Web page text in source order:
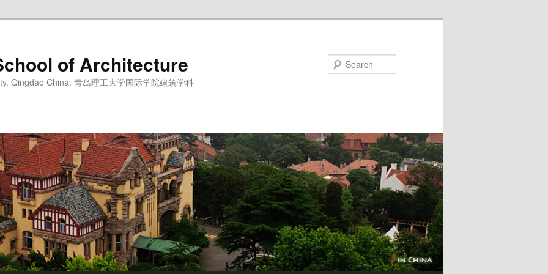
of Architecture
Qingdao China. 青岛理工大学国际学院建筑学科